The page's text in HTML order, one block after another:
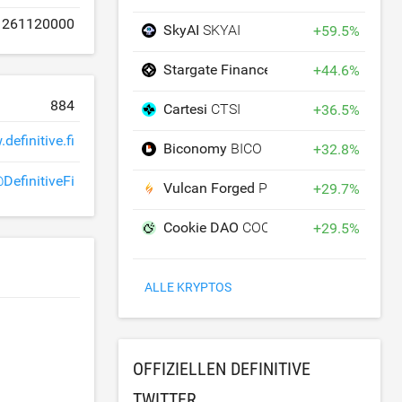
261120000
884
SkyAISKYAI +59.5%
Stargate Finance +44.6%
Cartesi CTSI +36.5%
Biconomy BICO +32.8%
Vulcan Forged PYR +29.7%
Cookie DAO COOKIE +29.5%
ALLE KRYPTOS
OFFIZIELLEN DEFINITIVE